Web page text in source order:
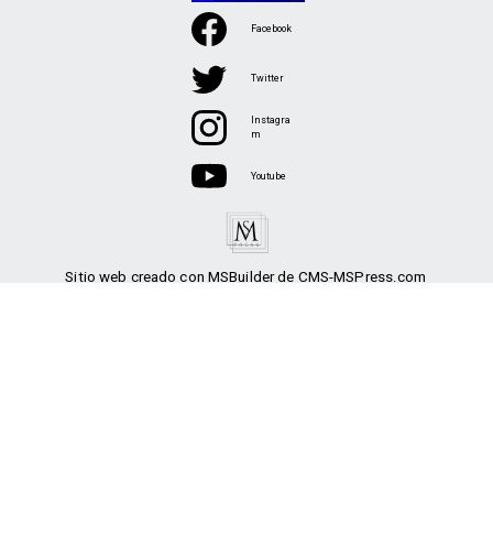
Sitio web creado con MSBuilder de CMS-MSPress.com
Facebook
Twitter
Instagra
m
Youtube